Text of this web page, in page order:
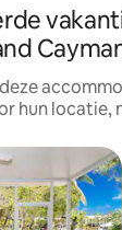
hun locatie,